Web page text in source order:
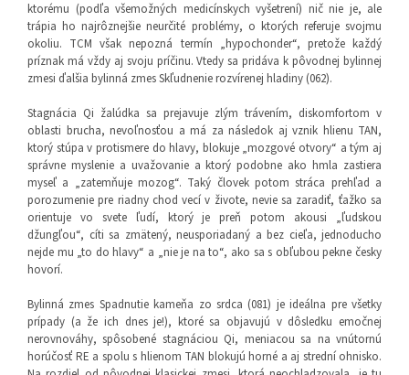
ktorému (podľa všemožných medicínskych vyšetrení) nič nie je, ale
trápia ho najrôznejšie neurčité problémy, o ktorých referuje svojmu
okoliu. TCM však nepozná termín „hypochonder“, pretože každý
príznak má vždy aj svoju príčinu. Vtedy sa pridáva k pôvodnej bylinnej
zmesi ďalšia bylinná zmes Skľudnenie rozvírenej hladiny (062).
Stagnácia Qi žalúdka sa prejavuje zlým trávením, diskomfortom v
oblasti brucha, nevoľnosťou a má za následok aj vznik hlienu TAN,
ktorý stúpa v protismere do hlavy, blokuje „mozgové otvory“ a tým aj
správne myslenie a uvažovanie a ktorý podobne ako hmla zastiera
myseľ a „zatemňuje mozog“. Taký človek potom stráca prehľad a
porozumenie pre riadny chod vecí v živote, nevie sa zaradiť, ťažko sa
orientuje vo svete ľudí, ktorý je preň potom akousi „ľudskou
džungľou“, cíti sa zmätený, neusporiadaný a bez cieľa, jednoducho
nejde mu „to do hlavy“ a „nie je na to“, ako sa s obľubou pekne česky
hovorí.
Bylinná zmes Spadnutie kameňa zo srdca (081) je ideálna pre všetky
prípady (a že ich dnes je!), ktoré sa objavujú v dôsledku emočnej
nerovnováhy, spôsobené stagnáciou Qi, meniacou sa na vnútornú
horúčosť RE a spolu s hlienom TAN blokujú horné a aj strední ohnisko.